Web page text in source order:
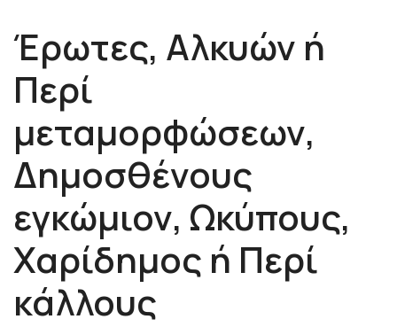
Έρωτες, Αλκυών ή
Περί
μεταμορφώσεων,
Δημοσθένους
εγκώμιον, Ωκύπους,
Χαρίδημος ή Περί
κάλλους